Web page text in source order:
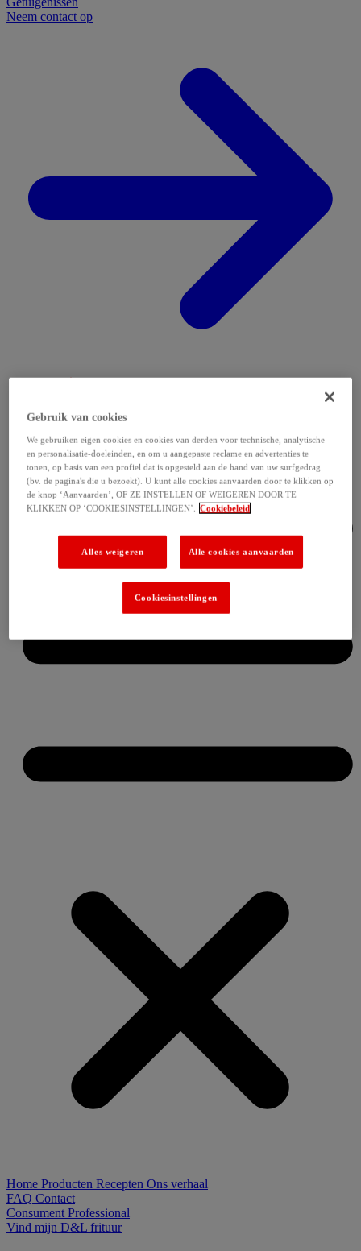
Neem contact op
Home Producten Recepten Ons verhaal
FAQ Contact
Consument Professional
Vind mijn D&L frituur
Gebruik van cookies
We gebruiken eigen cookies en cookies van derden voor technische, analytische
en personalisatie-doeleinden, en om u aangepaste reclame en advertenties te
tonen, op basis van een profiel dat is opgesteld aan de hand van uw surfgedrag
(bv. de pagina's die u bezoekt). U kunt alle cookies aanvaarden door te klikken op
de knop ‘Aanvaarden’, OF ZE INSTELLEN OF WEIGEREN DOOR TE
KLIKKEN OP ‘COOKIESINSTELLINGEN’. Cookiebeleid
Alles weigeren Alle cookies aanvaarden
Cookiesinstellingen